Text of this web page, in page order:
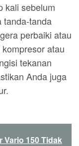
kali sebelum
tanda-tanda
perbaiki atau
atau
tekanan
Anda juga
Vario 150 Tidak